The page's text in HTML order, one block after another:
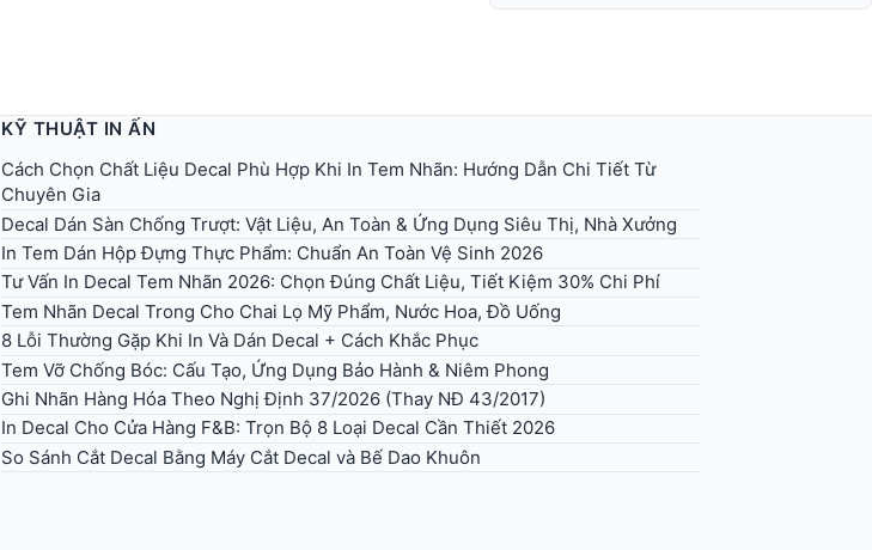
KỸ THUẬT IN ẤN
Cách Chọn Chất Liệu Decal Phù Hợp Khi In Tem Nhãn: Hướng Dẫn Chi Tiết Từ
Chuyên Gia
Decal Dán Sàn Chống Trượt: Vật Liệu, An Toàn & Ứng Dụng Siêu Thị, Nhà Xưởng
In Tem Dán Hộp Đựng Thực Phẩm: Chuẩn An Toàn Vệ Sinh 2026
Tư Vấn In Decal Tem Nhãn 2026: Chọn Đúng Chất Liệu, Tiết Kiệm 30% Chi Phí
Tem Nhãn Decal Trong Cho Chai Lọ Mỹ Phẩm, Nước Hoa, Đồ Uống
8 Lỗi Thường Gặp Khi In Và Dán Decal + Cách Khắc Phục
Tem Vỡ Chống Bóc: Cấu Tạo, Ứng Dụng Bảo Hành & Niêm Phong
Ghi Nhãn Hàng Hóa Theo Nghị Định 37/2026 (Thay NĐ 43/2017)
In Decal Cho Cửa Hàng F&B: Trọn Bộ 8 Loại Decal Cần Thiết 2026
So Sánh Cắt Decal Bằng Máy Cắt Decal và Bế Dao Khuôn